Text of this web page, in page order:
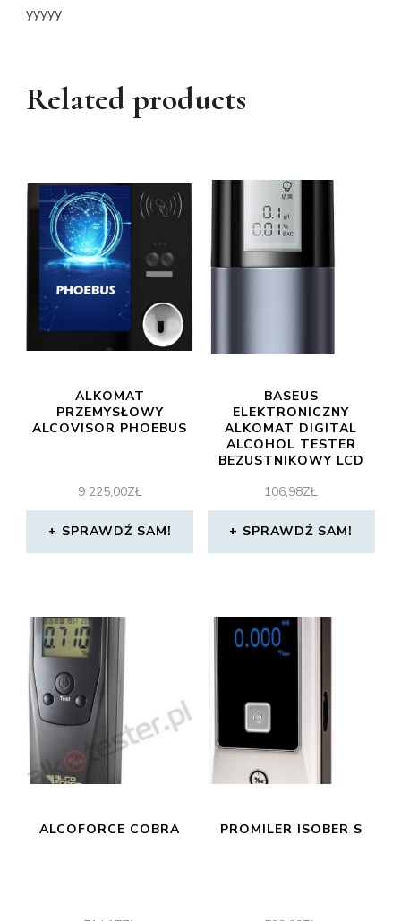
yyyyy
Related products
ALKOMAT
PRZEMYSŁOWY
ALCOVISOR PHOEBUS
9 225,00ZŁ
SPRAWDŹ SAM!
BASEUS
ELEKTRONICZNY
ALKOMAT DIGITAL
ALCOHOL TESTER
BEZUSTNIKOWY LCD
106,98ZŁ
SPRAWDŹ SAM!
ALCOFORCE COBRA PROMILER ISOBER S